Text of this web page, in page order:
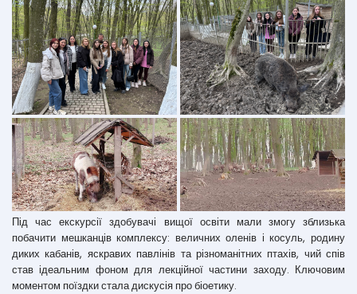
Під час екскурсії здобувачі вищої освіти мали змогу зблизька
побачити мешканців комплексу: величних оленів і косуль, родину
диких кабанів, яскравих павлінів та різноманітних птахів, чий спів
став ідеальним фоном для лекційної частини заходу. Ключовим
моментом поїздки стала дискусія про біоетику.